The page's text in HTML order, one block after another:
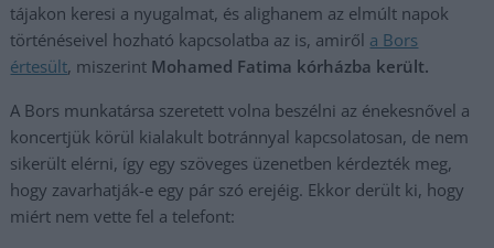
tájakon keresi a nyugalmat, és alighanem az elmúlt napok
történéseivel hozható kapcsolatba az is, amiről a Bors
értesült, miszerint Mohamed Fatima kórházba került.
A Bors munkatársa szeretett volna beszélni az énekesnővel a
koncertjük körül kialakult botránnyal kapcsolatosan, de nem
sikerült elérni, így egy szöveges üzenetben kérdezték meg,
hogy zavarhatják-e egy pár szó erejéig. Ekkor derült ki, hogy
miért nem vette fel a telefont: